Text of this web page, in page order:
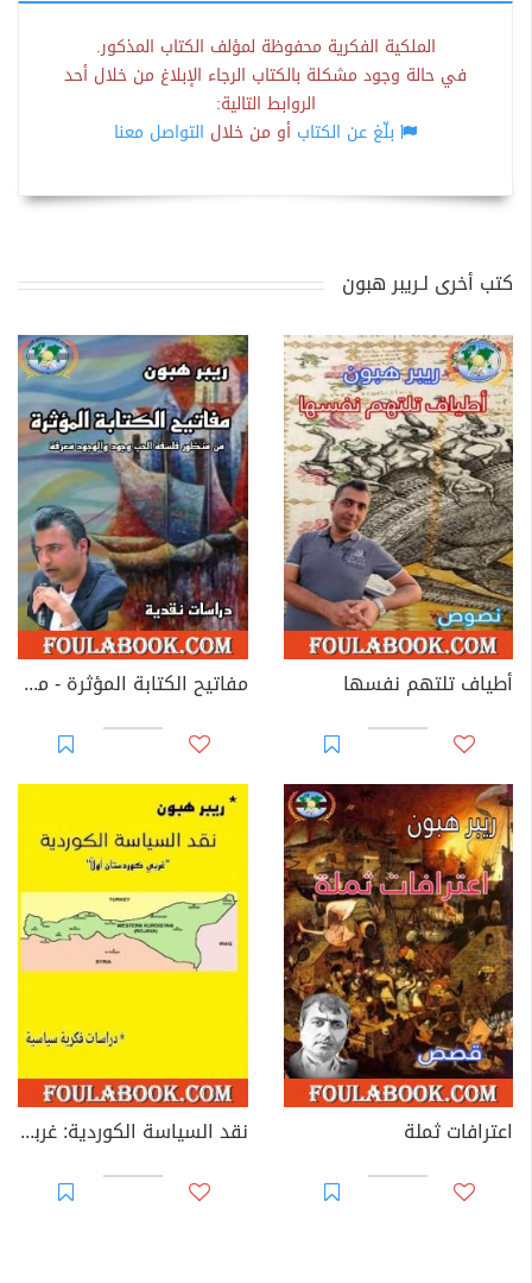
الملكية الفكرية محفوظة لمؤلف الكتاب المذكور.
في حالة وجود مشكلة بالكتاب الرجاء الإبلاغ من خلال أحد
الروابط التالية:
بلّغ عن الكتاب أو من خلال التواصل معنا
كتب أخرى لـريبر هبون
أطياف تلتهم نفسها مفاتيح الكتابة المؤثرة - من منظور فلسفة الحب وجود والوجود معرفة
اعترافات ثملة نقد السياسة الكوردية: غربي كوردستان أولا - دراسات فكرية سياسية